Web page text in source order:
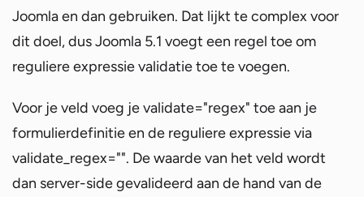
Joomla en dan gebruiken. Dat lijkt te complex voor
dit doel, dus Joomla 5.1 voegt een regel toe om
reguliere expressie validatie toe te voegen.
Voor je veld voeg je validate="regex" toe aan je
formulierdefinitie en de reguliere expressie via
validate_regex="". De waarde van het veld wordt
dan server-side gevalideerd aan de hand van de